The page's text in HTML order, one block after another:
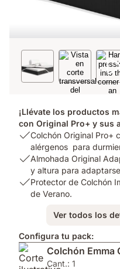
¡Llévate los productos
con Original Pro+ y sus
USP
Colchón
Original
Pro+
con
reduce
alérgenos
para
Colchón Original Pro+
alérgenos para
USP
Almohada
Original
en
firmeza
y
Almohada Original
y altura para
USP
Impermeable
y
Edredón
Protector de Colchón
de Verano.
Ver todos los
Configura tu pack:
Colchón Emma
Cant.: 1